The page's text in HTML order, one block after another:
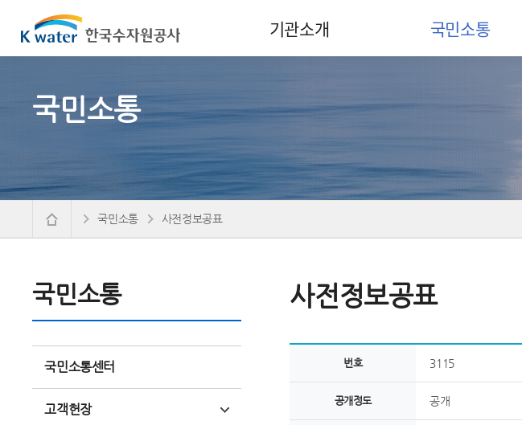
기관소개 국민소통
국민소통
국민소통
국민소통센터
고객헌장
국민소통 사전정보공표
사전정보공표
번호 3115
공개정도 공개